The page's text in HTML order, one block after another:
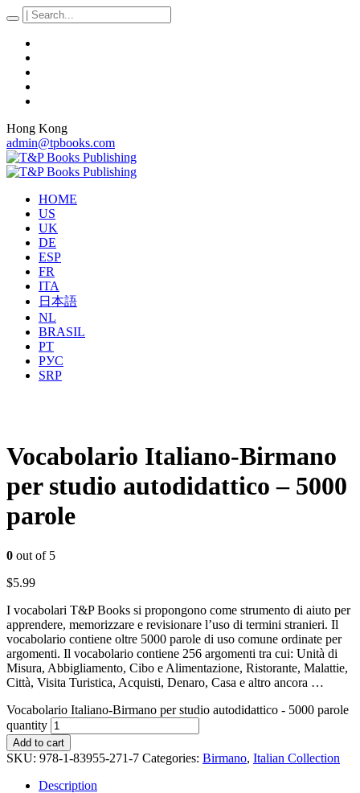
Hong Kong
admin@tpbooks.com
HOME
US
UK
DE
ESP
FR
ITA
日本語
NL
BRASIL
PT
РУС
SRP
Vocabolario Italiano-Birmano
per studio autodidattico – 5000
parole
0 out of 5
$5.99
I vocabolari T&P Books si propongono come strumento di aiuto per
apprendere, memorizzare e revisionare l’uso di termini stranieri. Il
vocabolario contiene oltre 5000 parole di uso comune ordinate per
argomenti. Il vocabolario contiene 256 argomenti tra cui: Unità di
Misura, Abbigliamento, Cibo e Alimentazione, Ristorante, Malattie,
Città, Visita Turistica, Acquisti, Denaro, Casa e altro ancora …
Vocabolario Italiano-Birmano per studio autodidattico - 5000 parole
quantity
Add to cart
SKU: 978-1-83955-271-7 Categories: Birmano, Italian Collection
Description